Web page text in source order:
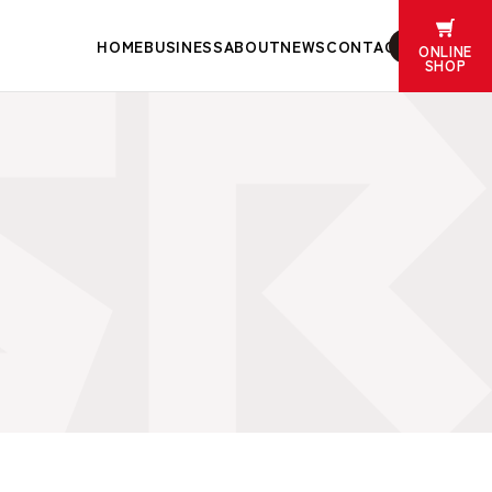
HOMEBUSINESSABOUTNEWSCONTACT ONLINE
SHOP